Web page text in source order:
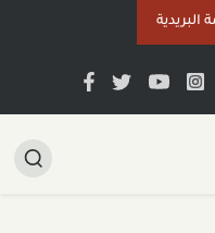
البريدية